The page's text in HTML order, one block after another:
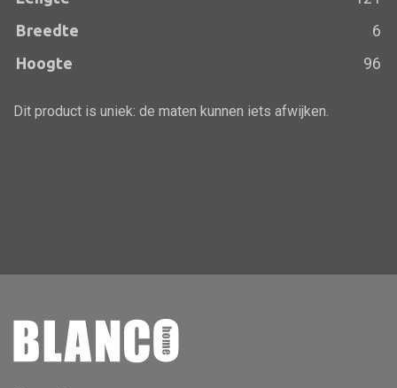
Chaise longues
Poef
Wandlamp
Breedte 6
Hoogte 96
Dit product is uniek: de maten kunnen iets afwijken.